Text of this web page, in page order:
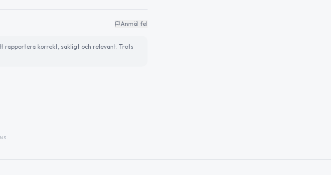
Anmäl fel
rapportera korrekt, sakligt och relevant. Trots